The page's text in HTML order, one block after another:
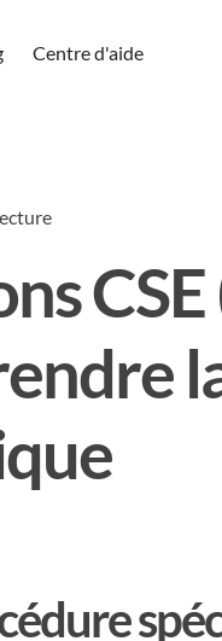
Centre d'aide